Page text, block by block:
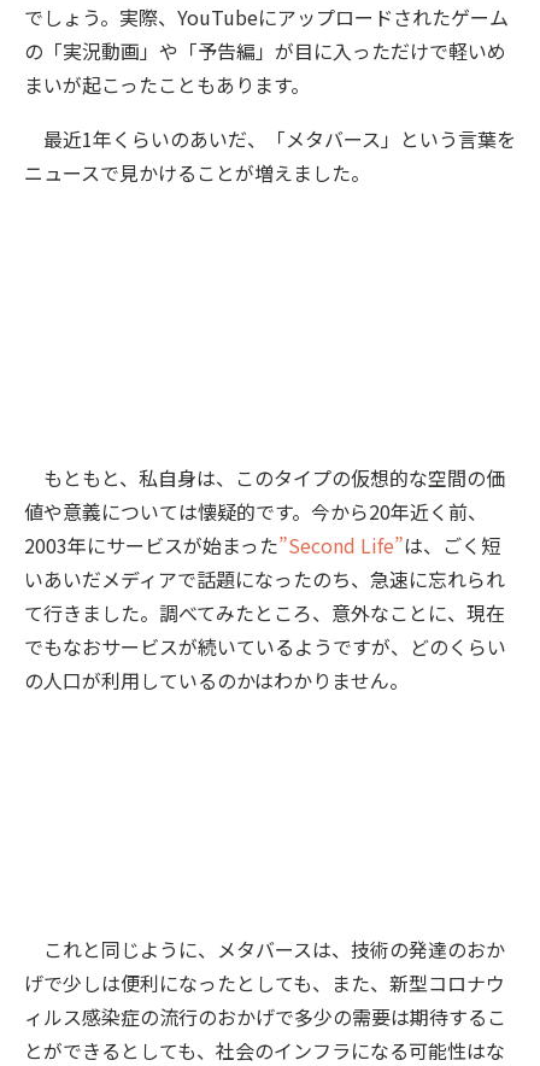
でしょう。実際、YouTubeにアップロードされたゲーム
の「実況動画」や「予告編」が目に入っただけで軽いめ
まいが起こったこともあります。
最近1年くらいのあいだ、「メタバース」という言葉を
ニュースで見かけることが増えました。
もともと、私自身は、このタイプの仮想的な空間の価
値や意義については懐疑的です。今から20年近く前、
2003年にサービスが始まった”Second Life”は、ごく短
いあいだメディアで話題になったのち、急速に忘れられ
て行きました。調べてみたところ、意外なことに、現在
でもなおサービスが続いているようですが、どのくらい
の人口が利用しているのかはわかりません。
これと同じように、メタバースは、技術の発達のおか
げで少しは便利になったとしても、また、新型コロナウ
ィルス感染症の流行のおかげで多少の需要は期待するこ
とができるとしても、社会のインフラになる可能性はな